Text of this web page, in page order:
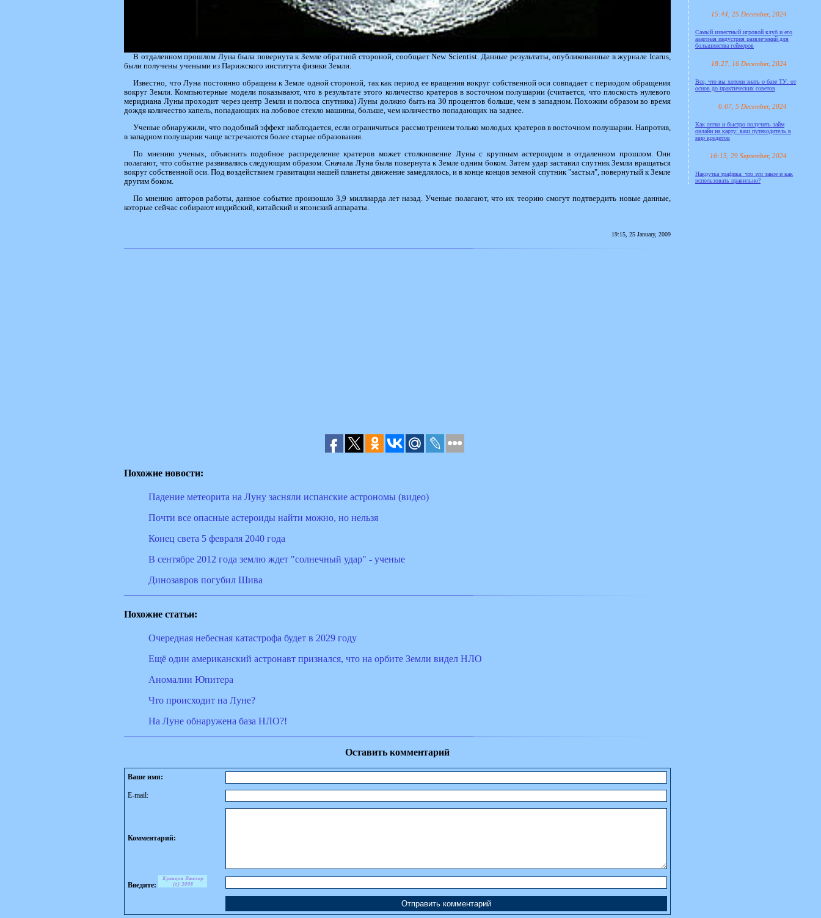
В отдаленном прошлом Луна была повернута к Земле обратной стороной, сообщает New Scientist. Данные результаты, опубликованные в журнале Icarus,
были получены учеными из Парижского института физики Земли.
Известно, что Луна постоянно обращена к Земле одной стороной, так как период ее вращения вокруг собственной оси совпадает с периодом обращения
вокруг Земли. Компьютерные модели показывают, что в результате этого количество кратеров в восточном полушарии (считается, что плоскость нулевого
меридиана Луны проходит через центр Земли и полюса спутника) Луны должно быть на 30 процентов больше, чем в западном. Похожим образом во время
дождя количество капель, попадающих на лобовое стекло машины, больше, чем количество попадающих на заднее.
Ученые обнаружили, что подобный эффект наблюдается, если ограничиться рассмотрением только молодых кратеров в восточном полушарии. Напротив,
в западном полушарии чаще встречаются более старые образования.
По мнению ученых, объяснить подобное распределение кратеров может столкновение Луны с крупным астероидом в отдаленном прошлом. Они
полагают, что событие развивались следующим образом. Сначала Луна была повернута к Земле одним боком. Затем удар заставил спутник Земли вращаться
вокруг собственной оси. Под воздействием гравитации нашей планеты движение замедлялось, и в конце концов земной спутник "застыл", повернутый к Земле
другим боком.
По мнению авторов работы, данное событие произошло 3,9 миллиарда лет назад. Ученые полагают, что их теорию смогут подтвердить новые данные,
которые сейчас собирают индийский, китайский и японский аппараты.
19:15, 25 January, 2009
Похожие новости:
Падение метеорита на Луну засняли испанские астрономы (видео)
Почти все опасные астероиды найти можно, но нельзя
Конец света 5 февраля 2040 года
В сентябре 2012 года землю ждет "солнечный удар" - ученые
Динозавров погубил Шива
Похожие статьи:
Очередная небесная катастрофа будет в 2029 году
Ещё один американский астронавт признался, что на орбите Земли видел НЛО
Аномалии Юпитера
Что происходит на Луне?
На Луне обнаружена база НЛО?!
Оставить комментарий
Ваше имя:
E-mail:
Комментарий:
Введите:
15:44, 25 December, 2024
Самый известный игровой клуб и его
азартная индустрия развлечений для
большинства геймеров
18:27, 16 December, 2024
Все, что вы хотели знать о базе ТУ: от
основ до практических советов
6:07, 5 December, 2024
Как легко и быстро получить займ
онлайн на карту: ваш путеводитель в
мир кредитов
16:15, 29 September, 2024
Накрутка трафика: что это такое и как
использовать правильно?